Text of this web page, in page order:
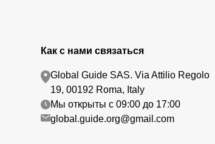
Как с нами связаться
Global Guide SAS. Via Attilio Regolo
19, 00192 Roma, Italy
Мы открыты с 09:00 до 17:00
global.guide.org@gmail.com